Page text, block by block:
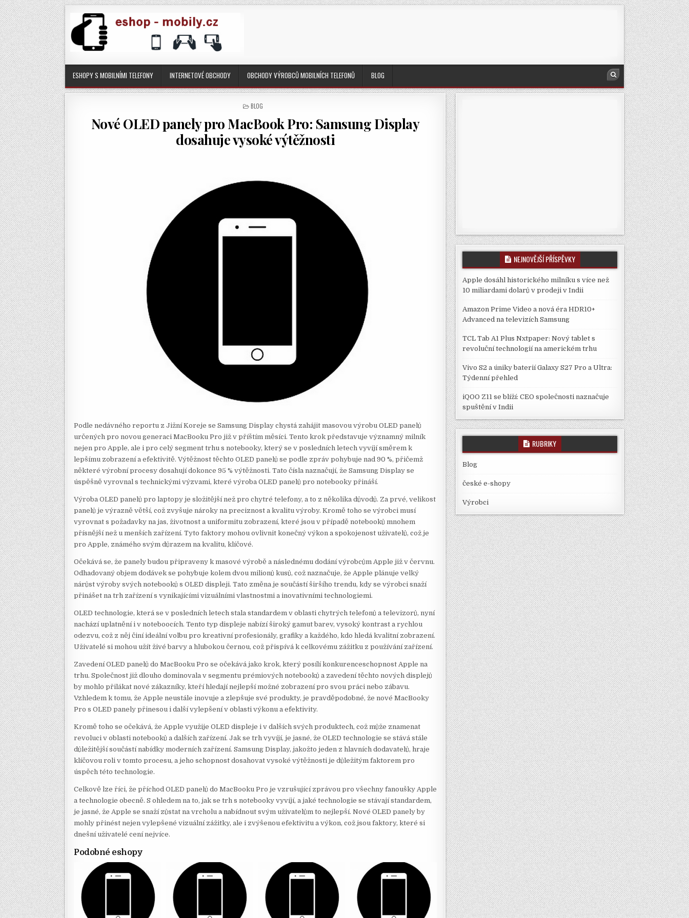
ESHOPY S MOBILNÍMI TELEFONY INTERNETOVÉ OBCHODY OBCHODY VÝROBCŮ MOBILNÍCH TELEFONŮ BLOG
POSTED
BLOG
Nové OLED panely pro MacBook Pro: Samsung Display
dosahuje vysoké výtěžnosti
Podle nedávného reportu z Jižní Koreje se Samsung Display chystá zahájit masovou výrobu OLED panelů
určených pro novou generaci MacBooku Pro již v příštím měsíci. Tento krok představuje významný milník
nejen pro Apple, ale i pro celý segment trhu s notebooky, který se v posledních letech vyvíjí směrem k
lepšímu zobrazení a efektivitě. Výtěžnost těchto OLED panelů se podle zpráv pohybuje nad 90 %, přičemž
některé výrobní procesy dosahují dokonce 95 % výtěžnosti. Tato čísla naznačují, že Samsung Display se
úspěšně vyrovnal s technickými výzvami, které výroba OLED panelů pro notebooky přináší.
Výroba OLED panelů pro laptopy je složitější než pro chytré telefony, a to z několika důvodů. Za prvé, velikost
panelů je výrazně větší, což zvyšuje nároky na preciznost a kvalitu výroby. Kromě toho se výrobci musí
vyrovnat s požadavky na jas, životnost a uniformitu zobrazení, které jsou v případě notebooků mnohem
přísnější než u menších zařízení. Tyto faktory mohou ovlivnit konečný výkon a spokojenost uživatelů, což je
pro Apple, známého svým důrazem na kvalitu, klíčové.
Očekává se, že panely budou připraveny k masové výrobě a následnému dodání výrobcům Apple již v červnu.
Odhadovaný objem dodávek se pohybuje kolem dvou milionů kusů, což naznačuje, že Apple plánuje velký
nárůst výroby svých notebooků s OLED displeji. Tato změna je součástí širšího trendu, kdy se výrobci snaží
přinášet na trh zařízení s vynikajícími vizuálními vlastnostmi a inovativními technologiemi.
OLED technologie, která se v posledních letech stala standardem v oblasti chytrých telefonů a televizorů, nyní
nachází uplatnění i v noteboocích. Tento typ displeje nabízí široký gamut barev, vysoký kontrast a rychlou
odezvu, což z něj činí ideální volbu pro kreativní profesionály, grafiky a každého, kdo hledá kvalitní zobrazení.
Uživatelé si mohou užít živé barvy a hlubokou černou, což přispívá k celkovému zážitku z používání zařízení.
Zavedení OLED panelů do MacBooku Pro se očekává jako krok, který posílí konkurenceschopnost Apple na
trhu. Společnost již dlouho dominovala v segmentu prémiových notebooků a zavedení těchto nových displejů
by mohlo přilákat nové zákazníky, kteří hledají nejlepší možné zobrazení pro svou práci nebo zábavu.
Vzhledem k tomu, že Apple neustále inovuje a zlepšuje své produkty, je pravděpodobné, že nové MacBooky
Pro s OLED panely přinesou i další vylepšení v oblasti výkonu a efektivity.
Kromě toho se očekává, že Apple využije OLED displeje i v dalších svých produktech, což může znamenat
revoluci v oblasti notebooků a dalších zařízení. Jak se trh vyvíjí, je jasné, že OLED technologie se stává stále
důležitější součástí nabídky moderních zařízení. Samsung Display, jakožto jeden z hlavních dodavatelů, hraje
klíčovou roli v tomto procesu, a jeho schopnost dosahovat vysoké výtěžnosti je důležitým faktorem pro
úspěch této technologie.
Celkově lze říci, že příchod OLED panelů do MacBooku Pro je vzrušující zprávou pro všechny fanoušky Apple
a technologie obecně. S ohledem na to, jak se trh s notebooky vyvíjí, a jaké technologie se stávají standardem,
je jasné, že Apple se snaží zůstat na vrcholu a nabídnout svým uživatelům to nejlepší. Nové OLED panely by
mohly přinést nejen vylepšené vizuální zážitky, ale i zvýšenou efektivitu a výkon, což jsou faktory, které si
dnešní uživatelé cení nejvíce.
Podobné eshopy
NEJNOVĚJŠÍ PŘÍSPĚVKY
Apple dosáhl historického milníku s více než
10 miliardami dolarů v prodeji v Indii
Amazon Prime Video a nová éra HDR10+
Advanced na televizích Samsung
TCL Tab A1 Plus Nxtpaper: Nový tablet s
revoluční technologií na americkém trhu
Vivo S2 a úniky baterií Galaxy S27 Pro a Ultra:
Týdenní přehled
iQOO Z11 se blíží: CEO společnosti naznačuje
spuštění v Indii
RUBRIKY
Blog
české e-shopy
Výrobci